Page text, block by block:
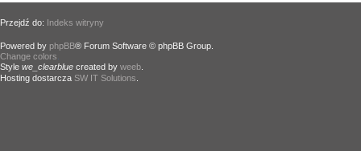
Przejdź do: Indeks witryny
Powered by phpBB® Forum Software © phpBB Group.
Change colors
Style we_clearblue created by weeb
Hosting dostarcza SW IT Solutions